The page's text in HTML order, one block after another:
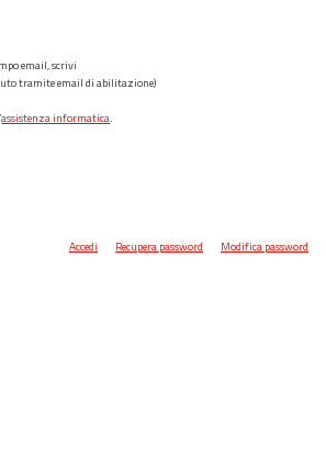
email, scrivi
tramite email di abilitazione)
assistenza informatica.
Accedi Recupera password Modifica password